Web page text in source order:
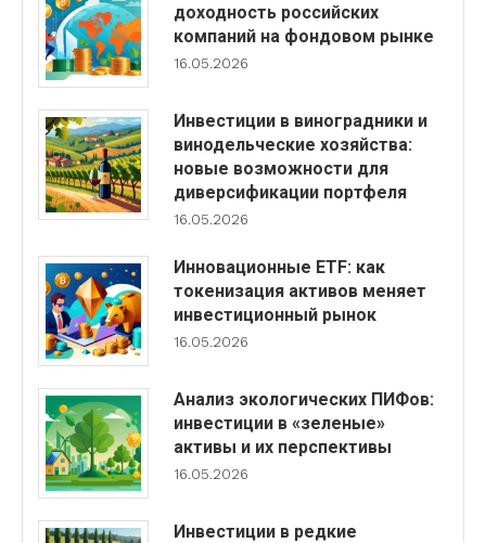
доходность российских
компаний на фондовом рынке
16.05.2026
Инвестиции в виноградники и
винодельческие хозяйства:
новые возможности для
диверсификации портфеля
16.05.2026
Инновационные ETF: как
токенизация активов меняет
инвестиционный рынок
16.05.2026
Анализ экологических ПИФов:
инвестиции в «зеленые»
активы и их перспективы
16.05.2026
Инвестиции в редкие